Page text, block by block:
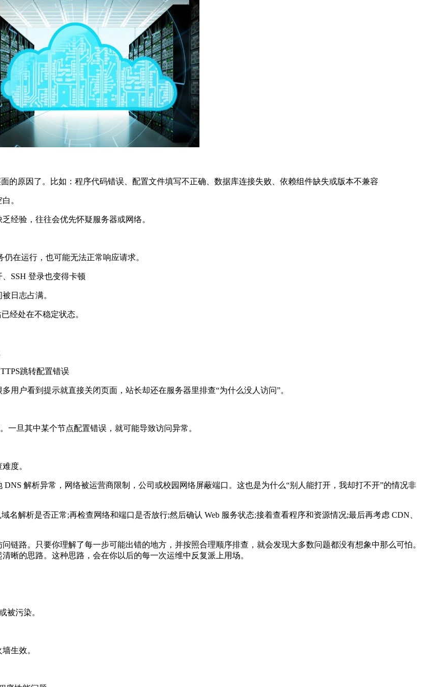
原因了。比如：程序代码错误、配置文件填写不正确、数据库连接失败、依赖组件缺失或版本不兼容
。
验，往往会优先怀疑服务器或网络。
在运行，也可能无法正常响应请求。
SSH 登录也变得卡顿
日志占满。
经处在不稳定状态。
跳转配置错误
户看到提示就直接关闭页面，站长却还在服务器里排查“为什么没人访问”。
旦其中某个节点配置错误，就可能导致访问异常。
度。
解析异常，网络被运营商限制，公司或校园网络屏蔽端口。这也是为什么“别人能打开，我却打不开”的情况非
解析是否正常;再检查网络和端口是否放行;然后确认 Web 服务状态;接着查看程序和资源情况;最后再考虑 CDN、
路。只要你理解了每一步可能出错的地方，并按照合理顺序排查，就会发现大多数问题都没有想象中那么可怕。
晰的思路。这种思路，会在你以后的每一次运维中反复派上用场。
污染。
生效。